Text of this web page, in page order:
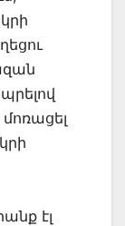
էլ